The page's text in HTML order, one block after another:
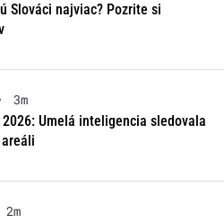
Slováci najviac? Pozrite si
3m
Umelá inteligencia sledovala
2m